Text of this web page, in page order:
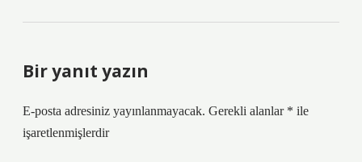
Bir yanıt yazın
E-posta adresiniz yayınlanmayacak. Gerekli alanlar * ile
işaretlenmişlerdir